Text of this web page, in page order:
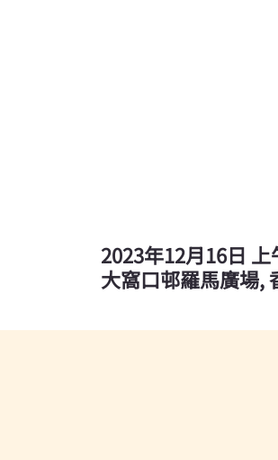
2023年12月16日
大窩口邨羅馬廣場,